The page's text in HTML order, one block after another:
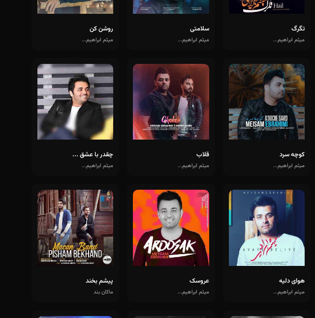
تگرگ
میثم ابراهیم...
سلامتی
میثم ابراهیم...
روشن کن
میثم ابراهیم...
کوچه سرد
میثم ابراهیم...
قلاب
میثم ابراهیم...
چقدر با عشق ...
میثم ابراهیم...
هوای دلیه
میثم ابراهیم...
عروسک
میثم ابراهیم...
پیشم بخند
ماکان بند